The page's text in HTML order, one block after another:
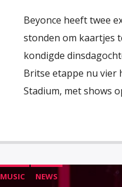
Beyonce heeft twee
stonden om kaartjes
kondigde
Britse etappe nu vier
Stadium, met shows
MUSIC NEWS